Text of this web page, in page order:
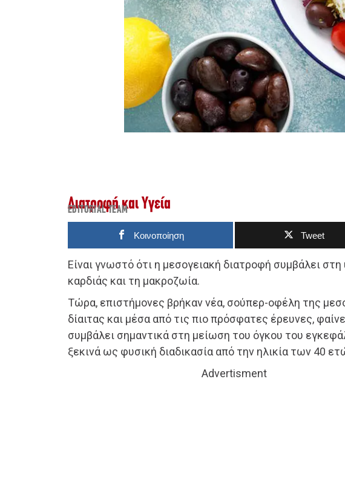
Διατροφή και Υγεία
EDITORIAL TEAM
Κοινοποίηση Tweet
Είναι γνωστό ότι η μεσογειακή διατροφή συμβάλει στη
καρδιάς και τη μακροζωία.
Τώρα, επιστήμονες βρήκαν νέα, σούπερ-οφέλη της
δίαιτας και μέσα από τις πιο πρόσφατες έρευνες,
συμβάλει σημαντικά στη μείωση του όγκου του
ξεκινά ως φυσική διαδικασία από την ηλικία των 40
Advertisment